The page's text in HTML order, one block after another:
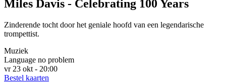
Miles Davis - Celebrating 100 Years
Zinderende tocht door het geniale hoofd van een legendarische
trompettist.
Muziek
Language no problem
vr 23 okt - 20:00
Bestel kaarten